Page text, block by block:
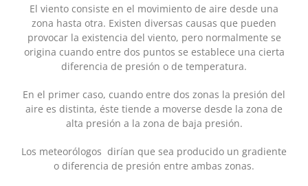
El viento consiste en el movimiento de aire desde una
zona hasta otra. Existen diversas causas que pueden
provocar la existencia del viento, pero normalmente se
origina cuando entre dos puntos se establece una cierta
diferencia de presión o de temperatura.
En el primer caso, cuando entre dos zonas la presión del
aire es distinta, éste tiende a moverse desde la zona de
alta presión a la zona de baja presión.
Los meteorólogos dirían que sea producido un gradiente
o diferencia de presión entre ambas zonas.